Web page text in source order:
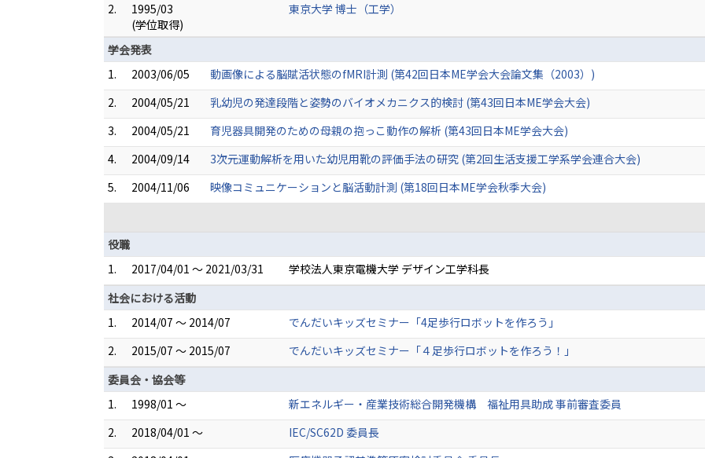
2.
1995/03
(学位取得)
東京大学 博士（工学）
学会発表
1.
2003/06/05
動画像による脳賦活状態のfMRI計測 (第42回日本ME学会大会論文集（2003）)
2.
2004/05/21
乳幼児の発達段階と姿勢のバイオメカニクス的検討 (第43回日本ME学会大会)
3.
2004/05/21
育児器具開発のための母親の抱っこ動作の解析 (第43回日本ME学会大会)
4.
2004/09/14
3次元運動解析を用いた幼児用靴の評価手法の研究 (第2回生活支援工学系学会連合大会)
5.
2004/11/06
映像コミュニケーションと脳活動計測 (第18回日本ME学会秋季大会)
役職
1.
2017/04/01 ～ 2021/03/31
学校法人東京電機大学 デザイン工学科長
社会における活動
1.
2014/07 ～ 2014/07
でんだいキッズセミナー「4足歩行ロボットを作ろう」
2.
2015/07 ～ 2015/07
でんだいキッズセミナー「４足歩行ロボットを作ろう！」
委員会・協会等
1.
1998/01 ～
新エネルギー・産業技術総合開発機構 福祉用具助成 事前審査委員
2.
2018/04/01 ～
IEC/SC62D 委員長